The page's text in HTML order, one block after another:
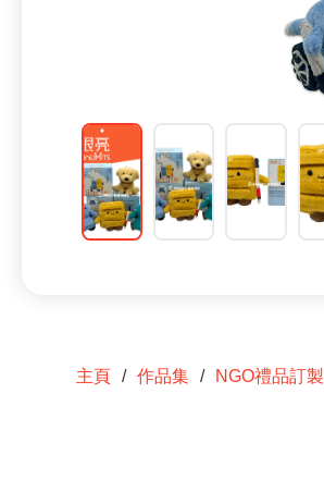
主頁 / 作品集 / NGO禮品訂製